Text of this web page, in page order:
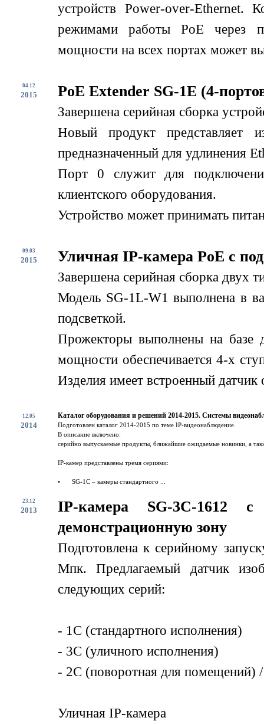
устройств Power-over-Ethernet.
режимами работы PoE через
мощности на всех портах может
04.12
2015 PoE Extender SG-1E (4-
Завершена серийная сборка
Новый продукт представляет
предназначенный для удлинения
Порт 0 служит для
клиентского оборудования.
Устройство может принимать
09.03
2015 Уличная IP-камера PoE с
Завершена серийная сборка двух
Модель SG-1L-W1 выполнена в
подсветкой.
Прожекторы выполнены на
мощности обеспечивается 4-х
Изделия имеет встроенный
12.05
2014
Каталог оборудования и решений 2014-2015. Системы
Подготовлен каталог 2014-2015 по теме IP-видеонаблюдение.
В описание включено:
серийно выпускаемые продукты, ближайшие ожидаемые новинки, а
IP-камер представлены тремя сериями:
• SG-1C – камеры стандартного ...
23.12
2013
IP-камера SG-3C-1612
демонстрационную зону
Подготовлена к серийному
Мпк. Предлагаемый датчик
следующих серий:
- 1С (стандартного исполнения)
- 3С (уличного исполнения)
- 2С (поворотная для помещений) /
Уличная IP-камера